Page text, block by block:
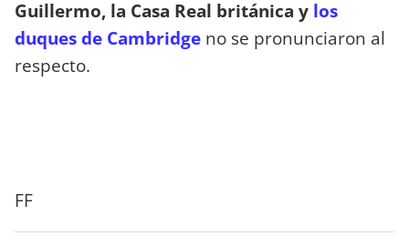
Guillermo, la Casa Real británica y los
duques de Cambridge no se pronunciaron al
respecto.
FF